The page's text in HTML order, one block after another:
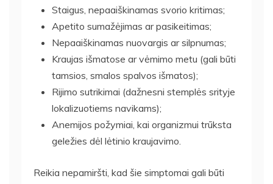
Staigus, nepaaiškinamas svorio kritimas;
Apetito sumažėjimas ar pasikeitimas;
Nepaaiškinamas nuovargis ar silpnumas;
Kraujas išmatose ar vėmimo metu (gali būti
tamsios, smalos spalvos išmatos);
Rijimo sutrikimai (dažnesni stemplės srityje
lokalizuotiems navikams);
Anemijos požymiai, kai organizmui trūksta
geležies dėl lėtinio kraujavimo.
Reikia nepamiršti, kad šie simptomai gali būti